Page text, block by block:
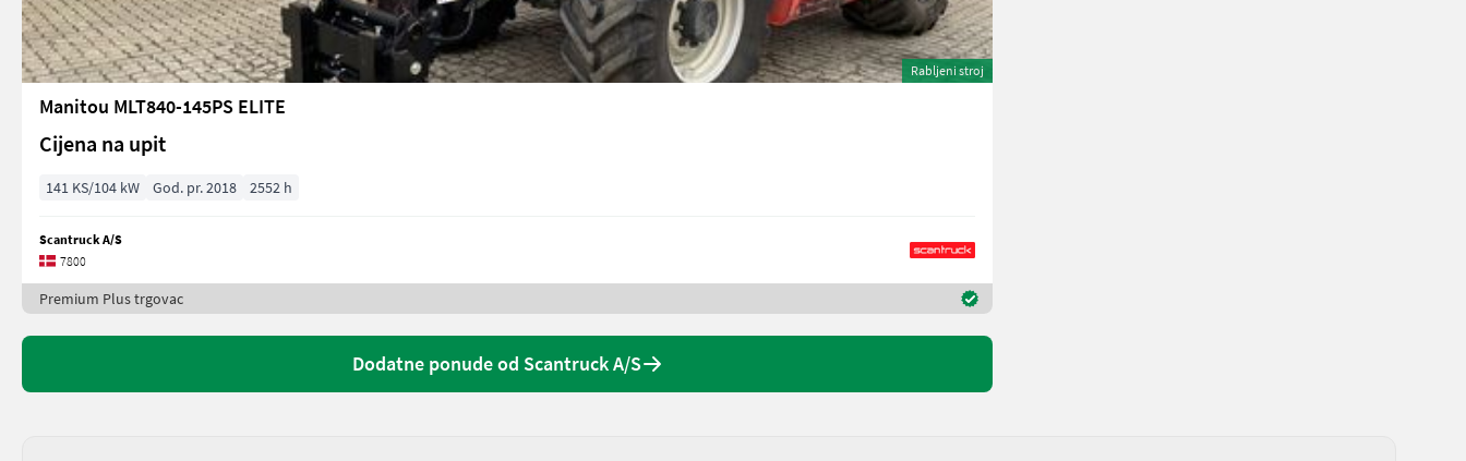
Rabljeni stroj
Manitou MLT840-145PS ELITE
Cijena na upit
141 KS/104 kW God. pr. 2018 2552 h
Scantruck A/S
7800
Premium Plus trgovac
Dodatne ponude od Scantruck A/S